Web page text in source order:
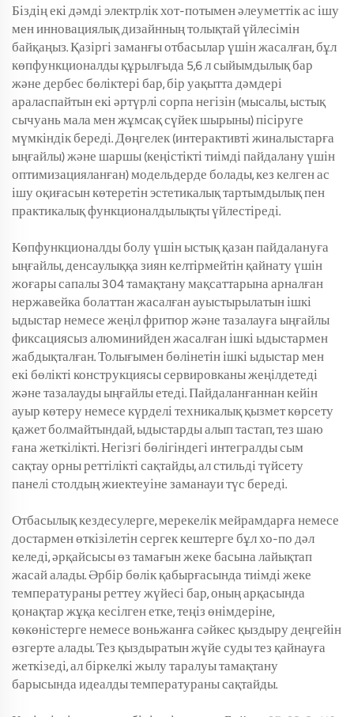
Біздің екі дәмді электрлік хот-потымен әлеуметтік ас ішу
мен инновациялық дизайнның толықтай үйлесімін
байқаңыз. Қазіргі заманғы отбасылар үшін жасалған, бұл
көпфункционалды құрылғыда 5,6 л сыйымдылық бар
және дербес бөліктері бар, бір уақытта дәмдері
араласпайтын екі әртүрлі сорпа негізін (мысалы, ыстық
сычуань мала мен жұмсақ сүйек шырыны) пісіруге
мүмкіндік береді. Дөңгелек (интерактивті жиналыстарға
ыңғайлы) және шаршы (кеңістікті тиімді пайдалану үшін
оптимизацияланған) модельдерде болады, кез келген ас
ішу оқиғасын көтеретін эстетикалық тартымдылық пен
практикалық функционалдылықты үйлестіреді.
Көпфункционалды болу үшін ыстық қазан пайдалануға
ыңғайлы, денсаулыққа зиян келтірмейтін қайнату үшін
жоғары сапалы 304 тамақтану мақсаттарына арналған
нержавейка болаттан жасалған ауыстырылатын ішкі
ыдыстар немесе жеңіл фритюр және тазалауға ыңғайлы
фиксациясыз алюминийден жасалған ішкі ыдыстармен
жабдықталған. Толығымен бөлінетін ішкі ыдыстар мен
екі бөлікті конструкциясы сервировканы жеңілдетеді
және тазалауды ыңғайлы етеді. Пайдаланғаннан кейін
ауыр көтеру немесе күрделі техникалық қызмет көрсету
қажет болмайтындай, ыдыстарды алып тастап, тез шаю
ғана жеткілікті. Негізгі бөлігіндегі интегралды сым
сақтау орны реттілікті сақтайды, ал стильді түйсету
панелі столдың жиектеуіне заманауи түс береді.
Отбасылық кездесулерге, мерекелік мейрамдарға немесе
достармен өткізілетін сергек кештерге бұл хо-по дәл
келеді, әрқайсысы өз тамағын жеке басына лайықтап
жасай алады. Әрбір бөлік қабырғасында тиімді жеке
температураны реттеу жүйесі бар, оның арқасында
қонақтар жұқа кесілген етке, теңіз өнімдеріне,
көкөністерге немесе воньжанға сәйкес қыздыру деңгейін
өзгерте алады. Тез қыздыратын жүйе суды тез қайнауға
жеткізеді, ал біркелкі жылу таралуы тамақтану
барысында идеалды температураны сақтайды.